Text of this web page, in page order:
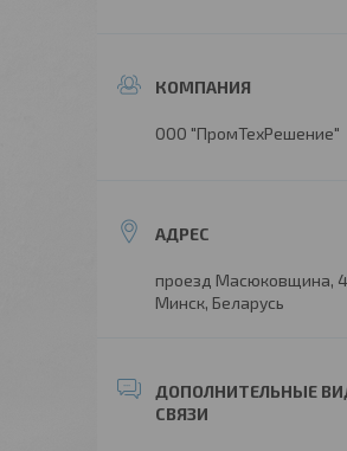
ООО "ПромТехРешение"
проезд Масюковщина,
Минск, Беларусь